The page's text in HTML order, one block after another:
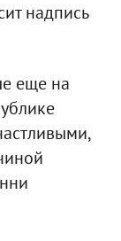
надпись
еще на